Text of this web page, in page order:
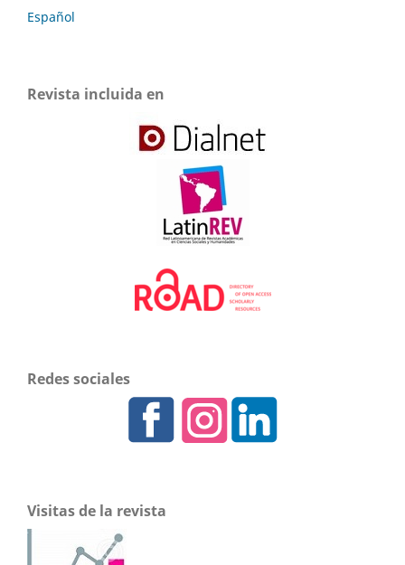
Español
Revista incluida en
Redes sociales
Visitas de la revista